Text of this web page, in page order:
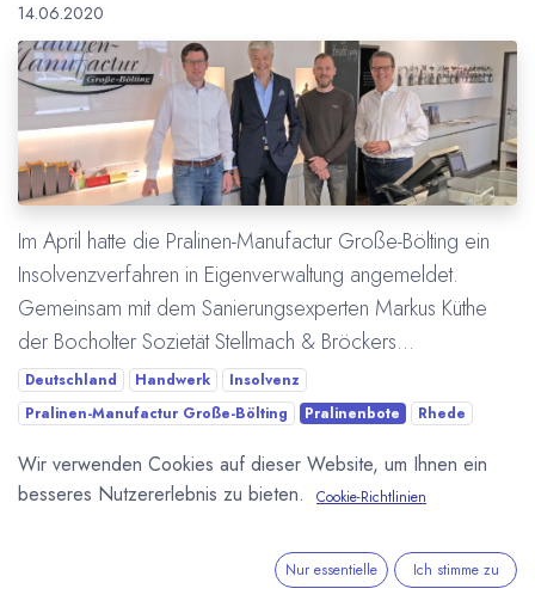
14.06.2020
Im April hatte die Pralinen-Manufactur Große-Bölting ein
Insolvenzverfahren in Eigenverwaltung angemeldet.
Gemeinsam mit dem Sanierungsexperten Markus Küthe
der Bocholter Sozietät Stellmach & Bröckers...
Deutschland Handwerk
Insolvenz
Pralinen-Manufactur Große-Bölting
Pralinenbote
Rhede
Mehr lesen
Wir verwenden Cookies auf dieser Website, um Ihnen ein
besseres Nutzererlebnis zu bieten.
Cookie-Richtlinien
Nur essentielle Ich stimme zu